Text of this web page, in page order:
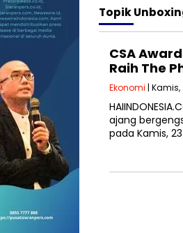
Topik
CSA
Raih The
Ekonomi | Kamis,
ajang
pada Kamis,